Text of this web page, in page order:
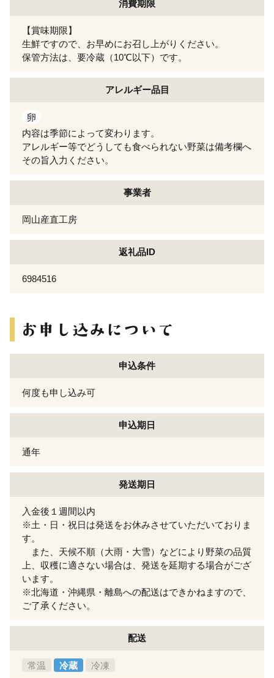
消費期限
【賞味期限】
生鮮ですので、お早めにお召し上がりください。
保管方法は、要冷蔵（10℃以下）です。
アレルギー品目
卵
内容は季節によって変わります。
アレルギー等でどうしても食べられない野菜は備考欄へ
その旨入力ください。
事業者
岡山産直工房
返礼品ID
6984516
申込条件
何度も申し込み可
申込期日
通年
発送期日
入金後１週間以内
※土・日・祝日は発送をお休みさせていただいておりま
す。
また、天候不順（大雨・大雪）などにより野菜の品質
上、収穫に適さない場合は、発送を延期する場合がござ
います。
※北海道・沖縄県・離島への配送はできかねますので、
ご了承ください。
配送
常温 冷蔵 冷凍